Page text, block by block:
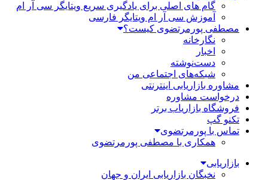
گام های اصلی برای یادگیری سریع ویتایگر سی آر ام
آموزش سی آر ام ویتایگر فارسی
مصطفی پورمرتضوی کیست؟
نگارخانه
اخبار
دست‌نوشته
شبکه‌های اجتماعی من
مشاوره بازاریابی اینترنتی
درخواست مشاوره
فروشگاه بازاریاب برتر
تکنو گپ
تماس با پورمرتضوی
همکاری با مصطفی پورمرتضوی
بازاریابی
نخبگان بازاریابی ایران و جهان